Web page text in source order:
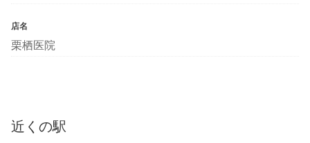
店名
栗栖医院
近くの駅